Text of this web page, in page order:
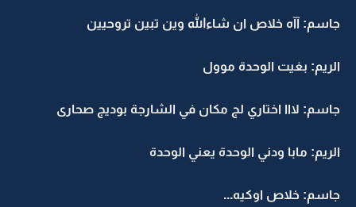
جاسم: آآه خلاص ان شاءالله وين تبين تروحيين
الريم: بغيت الوحدة موول
جاسم: لااا اختاري لج مكان في الشارجة بوديج صحارى
الريم: مابا ودني الوحدة يعني الوحدة
جاسم: خلاص اوكيه...